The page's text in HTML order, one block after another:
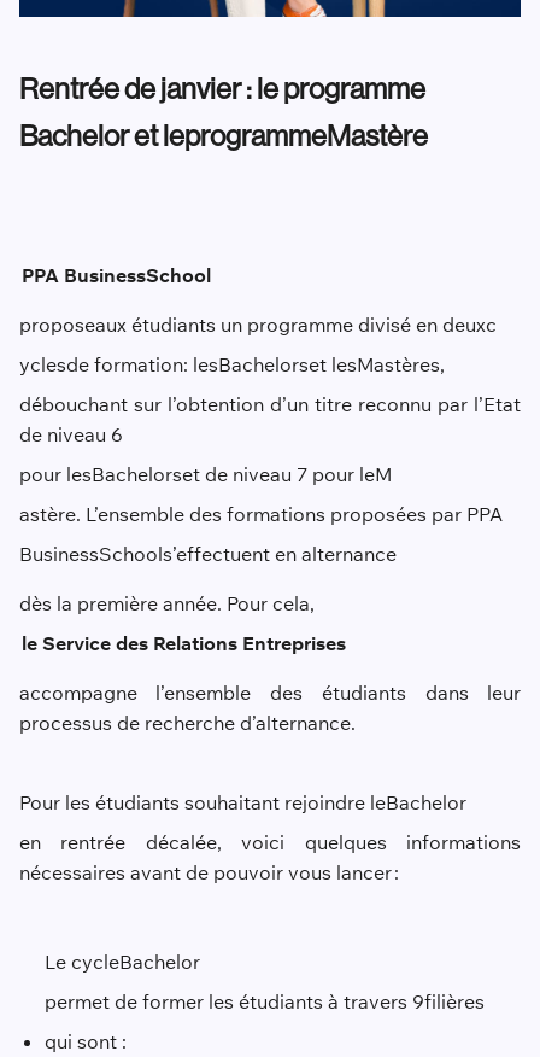
Rentrée de janvier : le programme
Bacheloret leprogrammeMastère
PPA BusinessSchool
proposeaux étudiants un programme divisé en deuxc
yclesde formation: lesBachelorset lesMastères,
débouchant sur l’obtention d’un titre reconnu par l’Etat
de niveau 6
pour lesBachelorset de niveau 7 pour leM
astère. L’ensemble des formations proposées par PPA
BusinessSchools’effectuent en alternance
dès la première année. Pour cela,
le Service des Relations Entreprises
accompagne l’ensemble des étudiants dans leur
processus de recherche d’alternance.
Pour les étudiants souhaitant rejoindre leBachelor
en rentrée décalée, voici quelques informations
nécessaires avant de pouvoir vous lancer :
Le cycleBachelor
permet de former les étudiants à travers 9filières
qui sont :